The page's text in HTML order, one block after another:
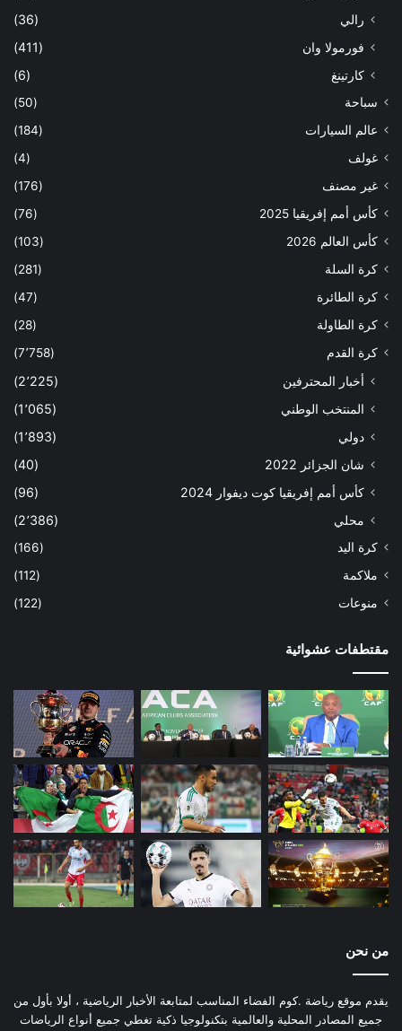
رالي
(36)
فورمولا وان
(411)
كارتينغ
(6)
سباحة
(50)
عالم السيارات
(184)
غولف
(4)
غير مصنف
(176)
كأس أمم إفريقيا 2025
(76)
كأس العالم 2026
(103)
كرة السلة
(281)
كرة الطائرة
(47)
كرة الطاولة
(28)
كرة القدم
(7٬758)
أخبار المحترفين
(2٬225)
المنتخب الوطني
(1٬065)
دولي
(1٬893)
شان الجزائر 2022
(40)
كأس أمم إفريقيا كوت ديفوار 2024
(96)
محلي
(2٬386)
كرة اليد
(166)
ملاكمة
(112)
منوعات
(122)
مقتطفات عشوائية
من نحن
يقدم موقع رياضة .كوم الفضاء المناسب لمتابعة الأخبار الرياضية ، أولا بأول من
جميع المصادر المحلية والعالمية بتكنولوجيا ذكية تغطي جميع أنواع الرياضات